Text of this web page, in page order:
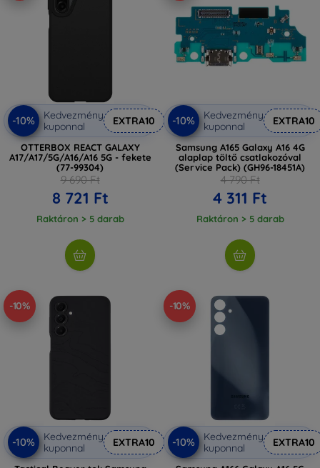
-10%
Kedvezmény
kuponnal
EXTRA10
OTTERBOX REACT GALAXY
A17/A17/5G/A16/A16 5G - fekete
(77-99304)
9 690 Ft
8 721 Ft
Raktáron > 5 darab
-10%
Kedvezmény
kuponnal
EXTRA10
Samsung A165 Galaxy A16 4G
alaplap töltő csatlakozóval
(Service Pack) (GH96-18451A)
4 790 Ft
4 311 Ft
Raktáron > 5 darab
-10%
-10%
Kedvezmény
kuponnal
EXTRA10
-10%
-10%
Kedvezmény
kuponnal
EXTRA10